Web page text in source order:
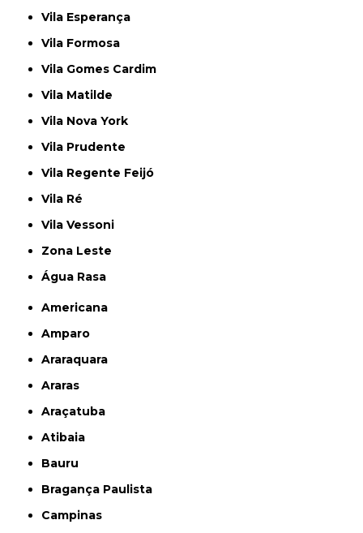
Vila Esperança
Vila Formosa
Vila Gomes Cardim
Vila Matilde
Vila Nova York
Vila Prudente
Vila Regente Feijó
Vila Ré
Vila Vessoni
Zona Leste
Água Rasa
Americana
Amparo
Araraquara
Araras
Araçatuba
Atibaia
Bauru
Bragança Paulista
Campinas